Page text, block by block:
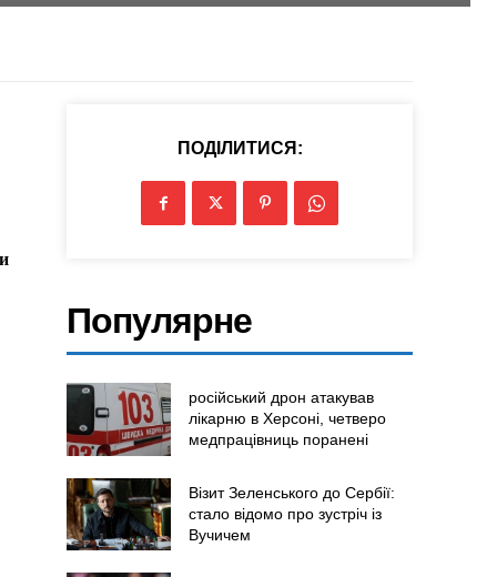
ПОДІЛИТИСЯ:
Популярне
російський дрон атакував
лікарню в Херсоні, четверо
медпрацівниць поранені
Візит Зеленського до Сербії:
стало відомо про зустріч із
Вучичем